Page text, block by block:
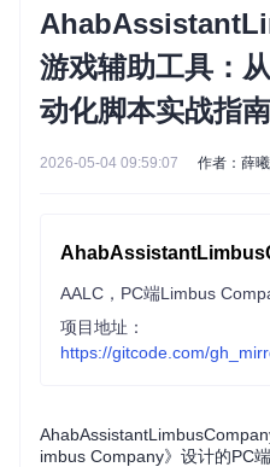
游戏辅助工具：
动化脚本实战指南
2026-05-04 09:59:07 作者：薛
项目地址：
https://gitcode.com/
imbus Company》设计的PC